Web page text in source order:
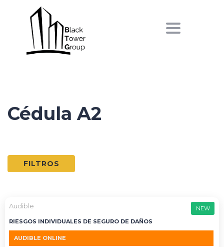
Toggle
Cédula A2
FILTROS
FEATURED NEW
Audible
RIESGOS INDIVIDUALES DE SEGURO DE DAÑOS
AUDIBLE ONLINE